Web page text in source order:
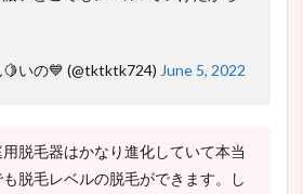
いの💙 (@tktktk724) June 5, 2022
脱毛器はかなり進化していて本当
脱毛レベルの脱毛ができます。し